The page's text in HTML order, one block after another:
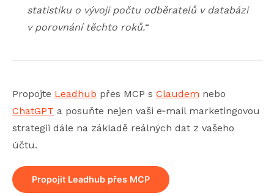
statistiku o vývoji počtu odběratelů v databázi
v porovnání těchto roků.“
Propojte Leadhub přes MCP s Claudem nebo
ChatGPT a posuňte nejen vaši e‑mail marketingovou
strategii dále na základě reálných dat z vašeho
účtu.
Propojit Leadhub přes MCP